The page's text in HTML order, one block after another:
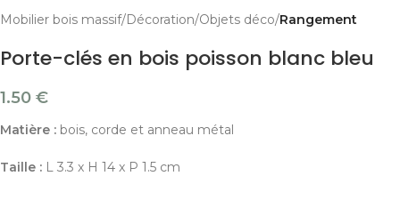
Mobilier bois massif Décoration Objets déco Rangement
Porte-clés en bois poisson blanc bleu
1.50 €
Matière : bois, corde et anneau métal
Taille : L 3.3 x H 14 x P 1.5 cm